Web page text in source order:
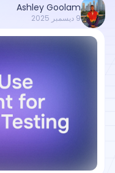
Ashley Goolam
9 ديسمبر 2025